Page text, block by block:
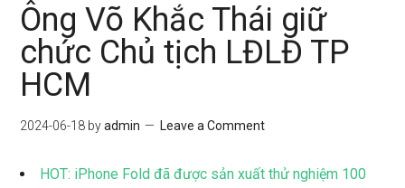
Ông Võ Khắc Thái giữ
chức Chủ tịch LĐLĐ TP
HCM
2024-06-18 byadmin Leave a Comment
HOT: iPhone Fold đã được sản xuất thử nghiệm 100